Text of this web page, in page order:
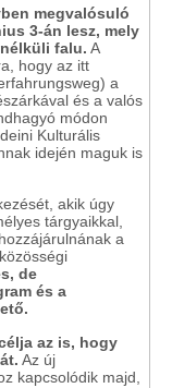
megvalósuló
3-án lesz, mely
falu. A
hogy az itt
a
és a valós
módon
Kulturális
idején maguk is
akik úgy
tárgyaikkal,
a
de
és a
.
az is, hogy
Az új
kapcsolódik majd,